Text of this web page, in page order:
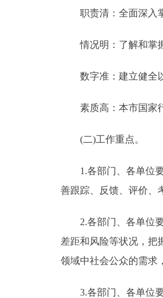
ESPAÑOL
职责清：全面深入掌
情况明：了解和掌握
数字准：建立健全以
素质高：本市国家行
(二)工作重点。
1.各部门、各单位要
善跟踪、反馈、评价、
2.各部门、各单位要
差距和风险等状况，把
领域中社会公众的需求
3.各部门、各单位要